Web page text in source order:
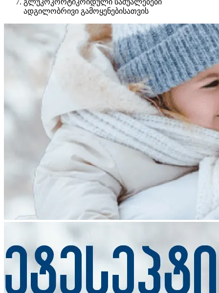
გლუკოკორტიკოიდული საშუალებები
ადგილობრივი გამოყენებისათვის